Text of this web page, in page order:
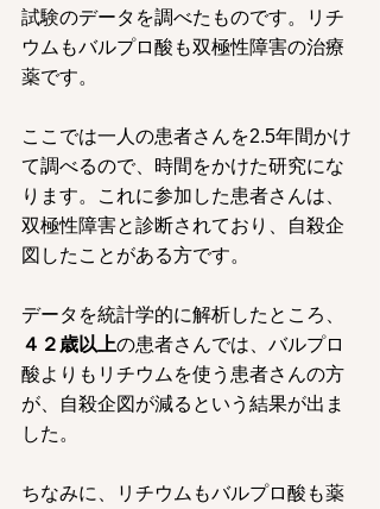
試験のデータを調べたものです。リチ
ウムもバルプロ酸も双極性障害の治療
薬です。
ここでは一人の患者さんを2.5年間かけ
て調べるので、時間をかけた研究にな
ります。これに参加した患者さんは、
双極性障害と診断されており、自殺企
図したことがある方です。
データを統計学的に解析したところ、
４２歳以上の患者さんでは、バルプロ
酸よりもリチウムを使う患者さんの方
が、自殺企図が減るという結果が出ま
した。
ちなみに、リチウムもバルプロ酸も薬